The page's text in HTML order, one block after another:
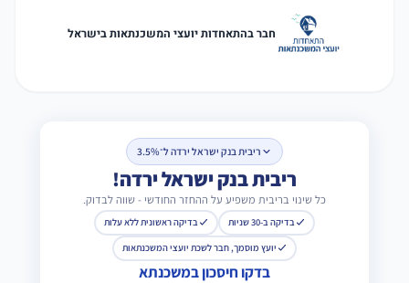
חבר בהתאחדות יועצי המשכנתאות בישראל
ריבית בנק ישראל ירדה ל־3.5%
ריבית בנק ישראל ירדה!
כל שינוי בריבית משפיע על ההחזר החודשי - שווה לבדוק.
בדיקה ב-30 שניות
בדיקה ראשונית ללא עלות
יועץ מוסמך, חבר לשכת יועצי המשכנתאות
בדקו חיסכון במשכנתא